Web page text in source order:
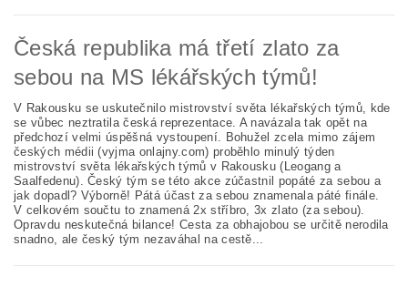
Česká republika má třetí zlato za
sebou na MS lékářských týmů!
V Rakousku se uskutečnilo mistrovství světa lékařských týmů, kde
se vůbec neztratila česká reprezentace. A navázala tak opět na
předchozí velmi úspěšná vystoupení. Bohužel zcela mimo zájem
českých médii (vyjma onlajny.com) proběhlo minulý týden
mistrovství světa lékařských týmů v Rakousku (Leogang a
Saalfedenu). Český tým se této akce zúčastnil popáté za sebou a
jak dopadl? Výborně! Pátá účast za sebou znamenala páté finále.
V celkovém součtu to znamená 2x stříbro, 3x zlato (za sebou).
Opravdu neskutečná bilance! Cesta za obhajobou se určitě nerodila
snadno, ale český tým nezaváhal na cestě...